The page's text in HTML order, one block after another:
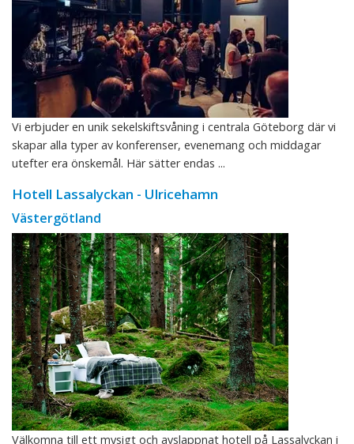
Vi erbjuder en unik sekelskiftsvåning i centrala Göteborg där vi
skapar alla typer av konferenser, evenemang och middagar
utefter era önskemål. Här sätter endas ...
Hotell Lassalyckan - Ulricehamn
Västergötland
Välkomna till ett mysigt och avslappnat hotell på Lassalyckan i